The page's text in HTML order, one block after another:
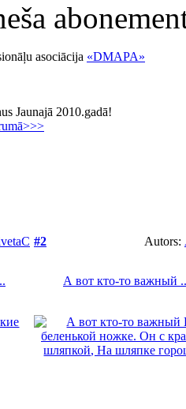
asociācija «DMAPA»
Jaunajā 2010.gadā!
#2 Autors:
А вот кто-то важный